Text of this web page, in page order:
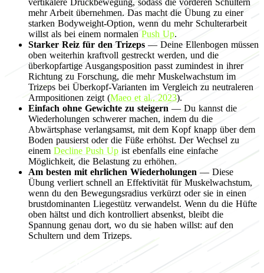
vertikalere Druckbewegung, sodass die vorderen Schultern
mehr Arbeit übernehmen. Das macht die Übung zu einer
starken Bodyweight-Option, wenn du mehr Schulterarbeit
willst als bei einem normalenPush Up.
Starker Reiz für den Trizeps — Deine Ellenbogen müssen
oben weiterhin kraftvoll gestreckt werden, und die
überkopfartige Ausgangsposition passt zumindest in ihrer
Richtung zu Forschung, die mehr Muskelwachstum im
Trizeps bei Überkopf-Varianten im Vergleich zu neutraleren
Armpositionen zeigt (Maeo et al., 2023).
Einfach ohne Gewichte zu steigern — Du kannst die
Wiederholungen schwerer machen, indem du die
Abwärtsphase verlangsamst, mit dem Kopf knapp über dem
Boden pausierst oder die Füße erhöhst. Der Wechsel zu
einem Decline Push Up ist ebenfalls eine einfache
Möglichkeit, die Belastung zu erhöhen.
Am besten mit ehrlichen Wiederholungen — Diese
Übung verliert schnell an Effektivität für Muskelwachstum,
wenn du den Bewegungsradius verkürzt oder sie in einen
brustdominanten Liegestütz verwandelst. Wenn du die Hüfte
oben hältst und dich kontrolliert absenkst, bleibt die
Spannung genau dort, wo du sie haben willst: auf den
Schultern und dem Trizeps.
Programming for muscle growth